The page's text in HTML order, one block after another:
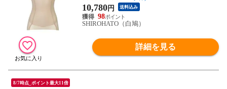
10,780円 送料込み
98
SHIROHATO（白鳩）
詳細を見る
8/7時点_ポイント最大11倍